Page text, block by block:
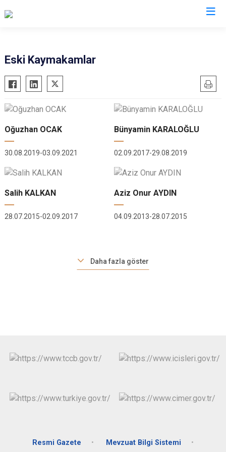
Adaklı
Genç
Karlıova
Kiğı
Solhan
Yayladere
Yedisu
Eski Kaymakamlar
Oğuzhan OCAK
30.08.2019-03.09.2021
Bünyamin KARALOĞLU
02.09.2017-29.08.2019
Salih KALKAN
28.07.2015-02.09.2017
Aziz Onur AYDIN
04.09.2013-28.07.2015
Daha fazla göster
Resmi Gazete Mevzuat Bilgi Sistemi